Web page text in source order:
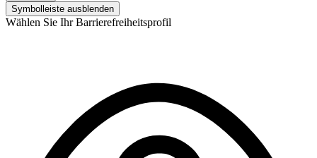
Symbolleiste ausblenden
Wählen Sie Ihr Barrierefreiheitsprofil